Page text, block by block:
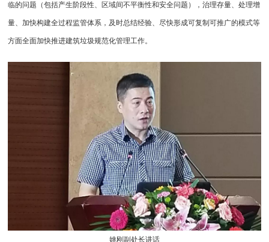
临的问题（包括产生阶段性、区域间不平衡性和安全问题），治理存量、处理增
量、加快构建全过程监管体系，及时总结经验、尽快形成可复制可推广的模式等
方面全面加快推进建筑垃圾规范化管理工作。
姚刚副处长讲话